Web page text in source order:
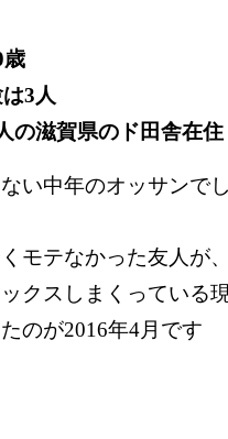
歳
3人
の滋賀県のド田舎在住
い中年のオッサンで
モテなかった友人が
クスしまくっている
のが2016年4月です